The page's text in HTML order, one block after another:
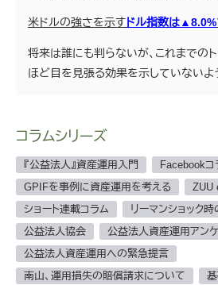
米ドルの強さを示す ドル指数は▲8.0%
将来は誰にも判らないが、これまでの
ほど目を見張る効果を示していないよ
コラムシリーズ
『公益法人』資産運用入門
Facebookコ
GPIFを事例に資産運用を考える
ZUU
ショート連載コラム
リーマンショック
公益法人協会
公益法人資産運用アンケ
公益法人資産運用への緊急提言
南山、運用損失の賠償請求について